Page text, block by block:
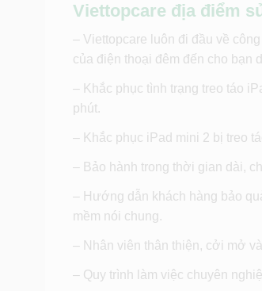
Viettopcare địa điểm
– Viettopcare luôn đi đầu về
của điện thoại đêm đến cho bạn
– Khắc phục tình trạng treo táo
phút.
– Khắc phục iPad mini 2 bị treo
– Bảo hành trong thời gian dài,
– Hướng dẫn khách hàng bảo
mềm nói chung.
– Nhân viên thân thiện, cởi mở
– Quy trình làm việc chuyên